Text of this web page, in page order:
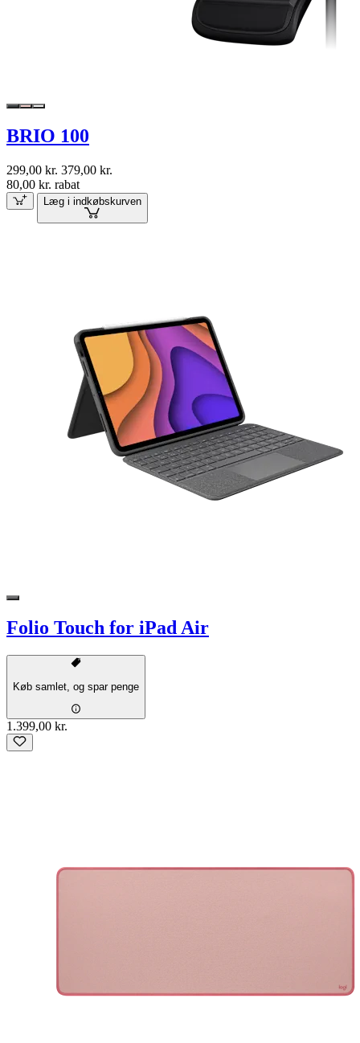
BRIO 100
299,00 kr. 379,00 kr.
80,00 kr. rabat
Læg i indkøbskurven
Folio Touch for iPad Air
Køb samlet, og spar penge
1.399,00 kr.